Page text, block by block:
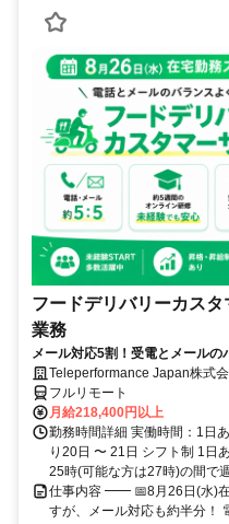
フードデリバリーカス
業務
メール対応5割！受電とメール
Teleperformance Japan株式
フルリモート
月給218,400円以上
勤務時間詳細 実働時間：1日
り20日 〜 21日 シフト制 1日
25時(可能な方は27時)の間で
仕事内容 ━━ 📅8月26日(水)
すが、メール対応も約半分！